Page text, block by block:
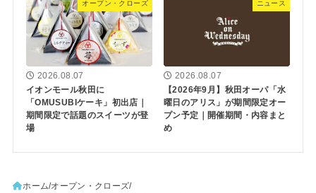
オープン・クローズ
2026.08.07
イオンモール秋田に
「OMUSUBIケーキ」初出店｜
期間限定で話題のスイーツが登
場
ニュース
2026.08.07
【2026年9月】秋田オーパ「水
曜日のアリス」が期間限定オー
プン予定｜開催期間・内容まと
め
ホーム オープン・クローズ